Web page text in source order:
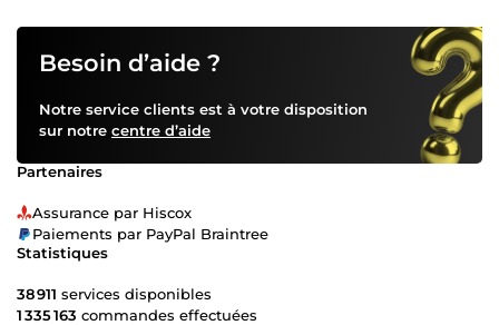
Besoin d’aide ?
Notre service clients est à votre disposition
sur notre centre d’aide
Partenaires
Assurance par Hiscox
Paiements par PayPal Braintree
Statistiques
38 911 services disponibles
1 335 163 commandes effectuées